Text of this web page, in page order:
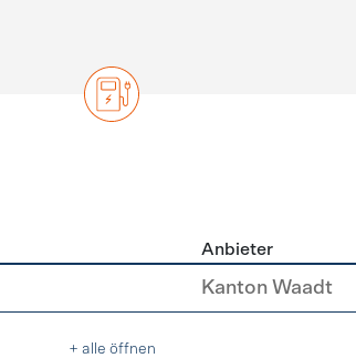
Anbieter
Kanton Waadt
+ alle öffnen